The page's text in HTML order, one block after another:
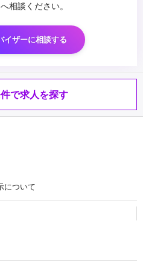
相談ください。
イザーに相談する
で求人を探す
について